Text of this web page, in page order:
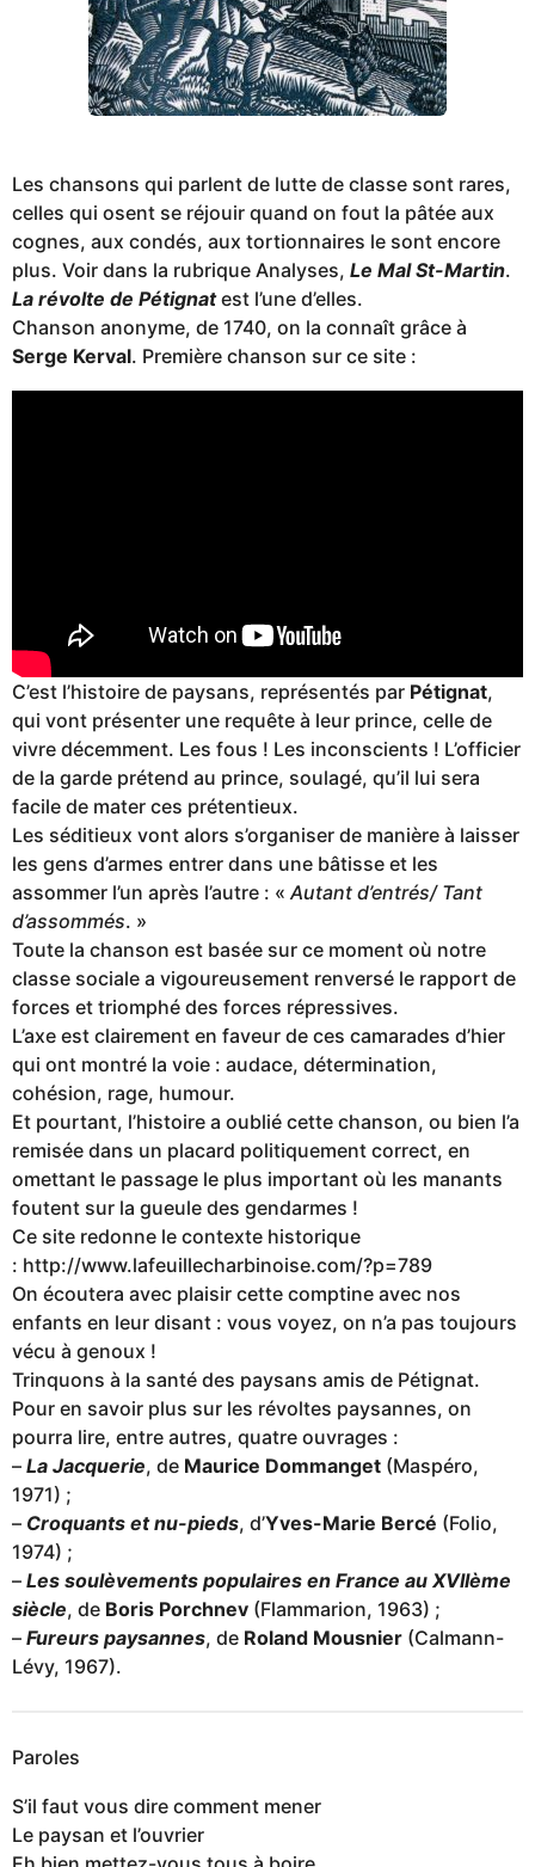
Les chansons qui parlent de lutte de classe sont rares,
celles qui osent se réjouir quand on fout la pâtée aux
cognes, aux condés, aux tortionnaires le sont encore
plus. Voir dans la rubrique Analyses, Le Mal St-Martin.
La révolte de Pétignatest l’une d’elles.
Chanson anonyme, de 1740, on la connaît grâce à
Serge Kerval. Première chanson sur ce site :
C’est l’histoire de paysans, représentés par Pétignat,
qui vont présenter une requête à leur prince, celle de
vivre décemment. Les fous ! Les inconscients ! L’officier
de la garde prétend au prince, soulagé, qu’il lui sera
facile de mater ces prétentieux.
Les séditieux vont alors s’organiser de manière à laisser
les gens d’armes entrer dans une bâtisse et les
assommer l’un après l’autre : «Autant d’entrés/ Tant
d’assommés. »
Toute la chanson est basée sur ce moment où notre
classe sociale a vigoureusement renversé le rapport de
forces et triomphé des forces répressives.
L’axe est clairement en faveur de ces camarades d’hier
qui ont montré la voie : audace, détermination,
cohésion, rage, humour.
Et pourtant, l’histoire a oublié cette chanson, ou bien l’a
remisée dans un placard politiquement correct, en
omettant le passage le plus important où les manants
foutent sur la gueule des gendarmes !
Ce site redonne le contexte historique
: http://www.lafeuillecharbinoise.com/?p=789
On écoutera avec plaisir cette comptine avec nos
enfants en leur disant : vous voyez, on n’a pas toujours
vécu à genoux !
Trinquons à la santé des paysans amis de Pétignat.
Pour en savoir plus sur les révoltes paysannes, on
pourra lire, entre autres, quatre ouvrages :
– La Jacquerie, de Maurice Dommanget (Maspéro,
1971) ;
– Croquants et nu-pieds, d’Yves-Marie Bercé (Folio,
1974) ;
– Les soulèvements populaires en France au XVIIème
siècle, de Boris Porchnev (Flammarion, 1963) ;
– Fureurs paysannes, de Roland Mousnier (Calmann-
Lévy, 1967).
Paroles
S’il faut vous dire comment mener
Le paysan et l’ouvrier